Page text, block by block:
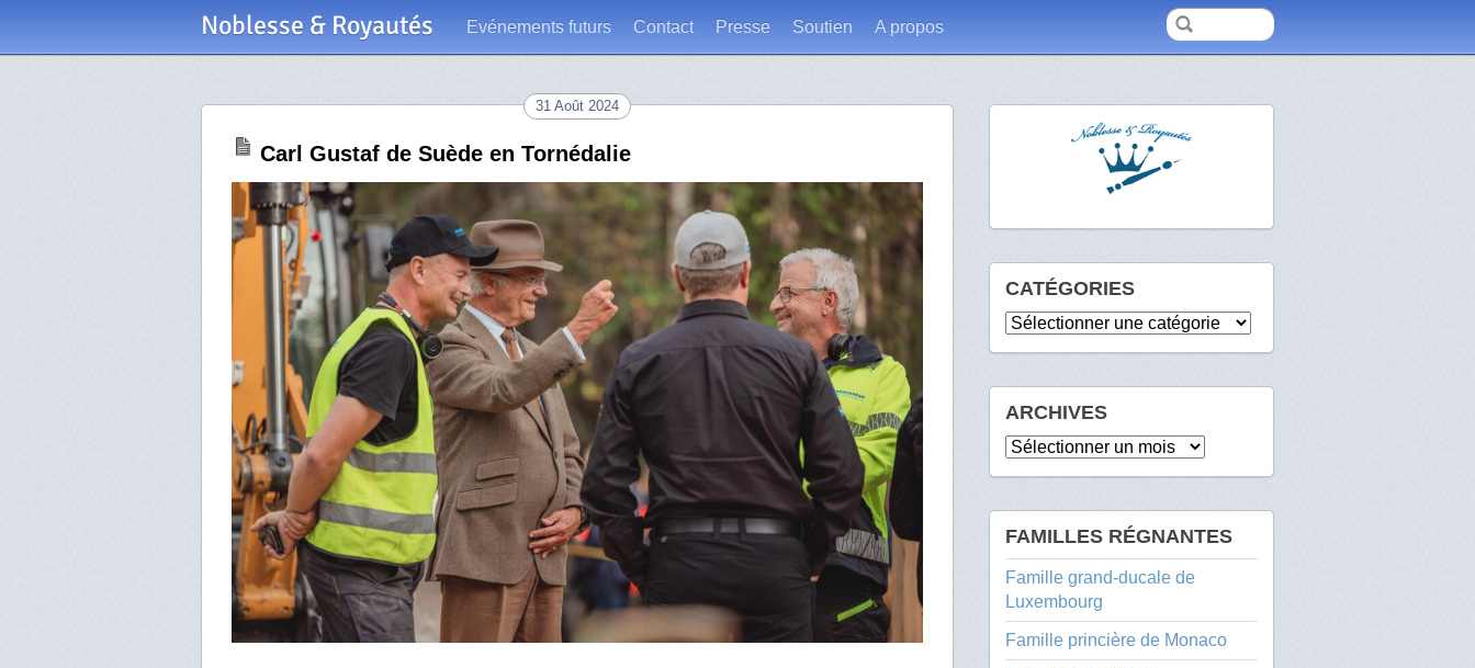
Noblesse & Royautés Evénements futurs Contact Presse Soutien A propos
31 Août 2024
Carl Gustaf de Suède en Tornédalie
CATÉGORIES
Catégories
ARCHIVES
Archives
FAMILLES RÉGNANTES
Famille grand-ducale de
Luxembourg
Famille princière de Monaco